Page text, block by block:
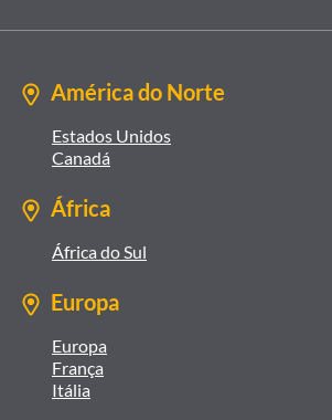
América do Norte
Estados Unidos
Canadá
África
África do Sul
Europa
Europa
França
Itália